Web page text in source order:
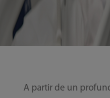
A partir de un